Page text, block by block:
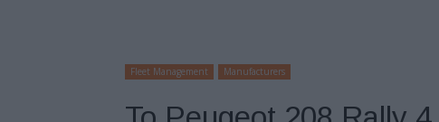
Fleet Management Manufacturers